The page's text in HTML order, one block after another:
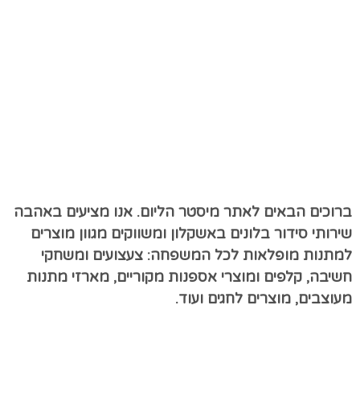
ברוכים הבאים לאתר מיסטר הליום. אנו מציעים באהבה
שירותי סידור בלונים באשקלון ומשווקים מגוון מוצרים
למתנות מופלאות לכל המשפחה: צעצועים ומשחקי
חשיבה, קלפים ומוצרי אספנות מקוריים, מארזי מתנות
מעוצבים, מוצרים לחגים ועוד.